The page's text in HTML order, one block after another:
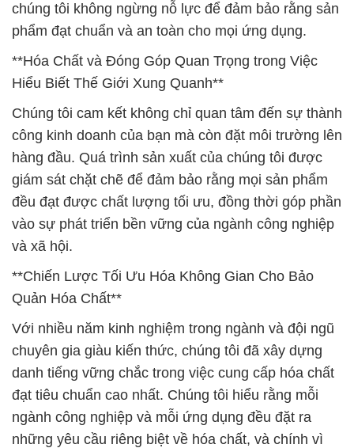
chúng tôi không ngừng nỗ lực để đảm bảo rằng sản
phẩm đạt chuẩn và an toàn cho mọi ứng dụng.
**Hóa Chất và Đóng Góp Quan Trọng trong Việc
Hiểu Biết Thế Giới Xung Quanh**
Chúng tôi cam kết không chỉ quan tâm đến sự thành
công kinh doanh của bạn mà còn đặt môi trường lên
hàng đầu. Quá trình sản xuất của chúng tôi được
giám sát chặt chẽ để đảm bảo rằng mọi sản phẩm
đều đạt được chất lượng tối ưu, đồng thời góp phần
vào sự phát triển bền vững của ngành công nghiệp
và xã hội.
**Chiến Lược Tối Ưu Hóa Không Gian Cho Bảo
Quản Hóa Chất**
Với nhiều năm kinh nghiệm trong ngành và đội ngũ
chuyên gia giàu kiến thức, chúng tôi đã xây dựng
danh tiếng vững chắc trong việc cung cấp hóa chất
đạt tiêu chuẩn cao nhất. Chúng tôi hiểu rằng mỗi
ngành công nghiệp và mỗi ứng dụng đều đặt ra
những yêu cầu riêng biệt về hóa chất, và chính vì